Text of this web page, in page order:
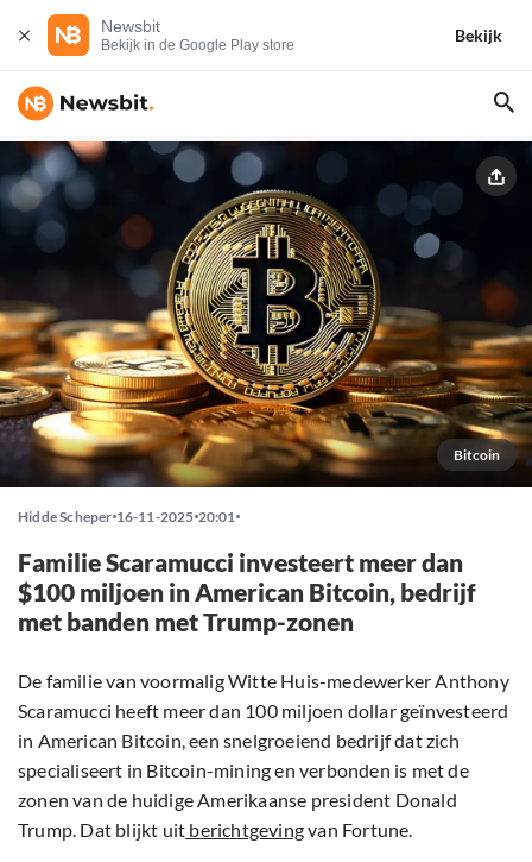
Newsbit
Bekijk in de Google Play store
Bekijk
Bitcoin
Hidde Scheper 16-11-2025 20:01
Familie Scaramucci investeert meer dan
$100 miljoen in American Bitcoin, bedrijf
met banden met Trump-zonen
De familie van voormalig Witte Huis-medewerker Anthony
Scaramucci heeft meer dan 100 miljoen dollar geïnvesteerd
in American Bitcoin, een snelgroeiend bedrijf dat zich
specialiseert in Bitcoin-mining en verbonden is met de
zonen van de huidige Amerikaanse president Donald
Trump. Dat blijkt uit berichtgevingvan Fortune.